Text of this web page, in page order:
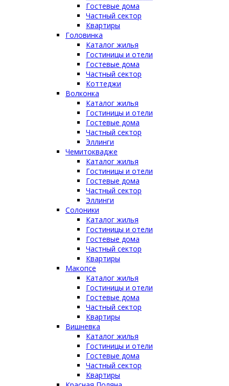
Гостевые дома
Частный сектор
Квартиры
Головинка
Каталог жилья
Гостиницы и отели
Гостевые дома
Частный сектор
Коттеджи
Волконка
Каталог жилья
Гостиницы и отели
Гостевые дома
Частный сектор
Эллинги
Чемитоквадже
Каталог жилья
Гостиницы и отели
Гостевые дома
Частный сектор
Эллинги
Солоники
Каталог жилья
Гостиницы и отели
Гостевые дома
Частный сектор
Квартиры
Макопсе
Каталог жилья
Гостиницы и отели
Гостевые дома
Частный сектор
Квартиры
Вишневка
Каталог жилья
Гостиницы и отели
Гостевые дома
Частный сектор
Квартиры